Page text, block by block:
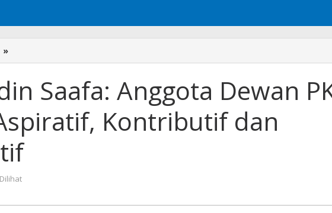
»
Saafa:
Dewan
PKS
Aspiratif,
Kontributif
dan
Produktif
Saafa: Anggota Dewan
Kontributif dan